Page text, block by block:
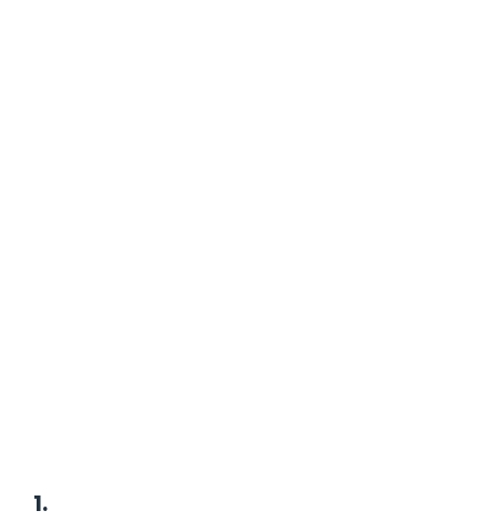
1.